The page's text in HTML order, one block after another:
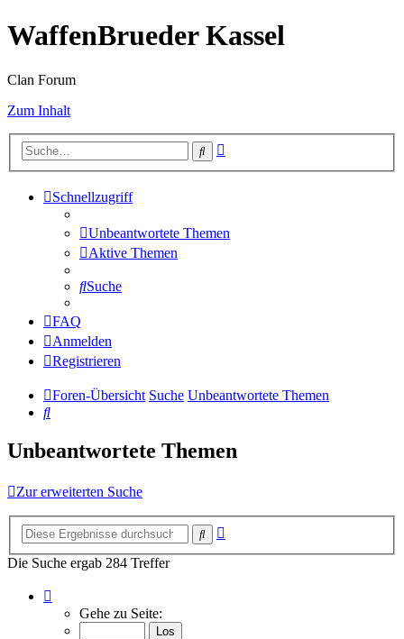
WaffenBrueder Kassel
Clan Forum
Zum Inhalt
Suche
Schnellzugriff
Unbeantwortete Themen
Aktive Themen
Suche
FAQ
Anmelden
Registrieren
Foren-Übersicht Suche Unbeantwortete Themen
Suche
Unbeantwortete Themen
Zur erweiterten Suche
Suche
Die Suche ergab 284 Treffer
von
Gehe zu Seite: